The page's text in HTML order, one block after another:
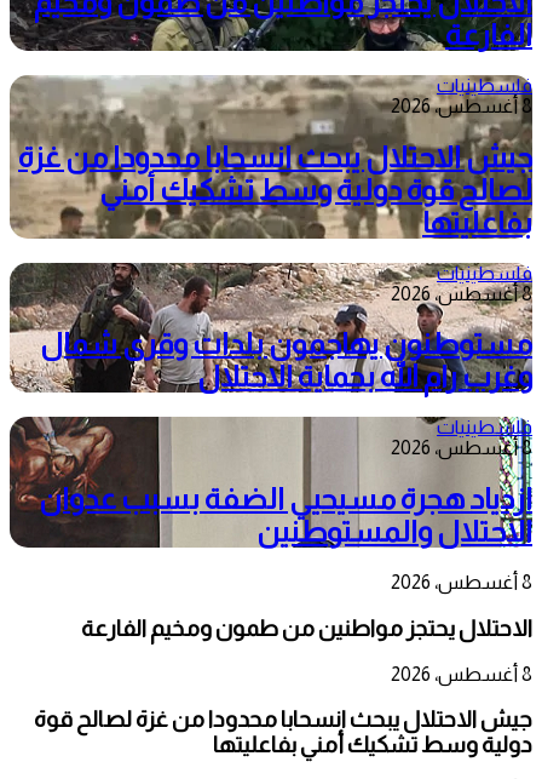
الفارعة
فلسطينيات
8 أغسطس، 2026
جيش الاحتلال يبحث انسحابا محدودا من غزة
لصالح قوة دولية وسط تشكيك أمني
بفاعليتها
فلسطينيات
8 أغسطس، 2026
مستوطنون يهاجمون بلدات وقرى شمال
وغرب رام الله بحماية الاحتلال
فلسطينيات
8 أغسطس، 2026
ازدياد هجرة مسيحيي الضفة بسبب عدوان
الاحتلال والمستوطنين
8 أغسطس، 2026
الاحتلال يحتجز مواطنين من طمون ومخيم الفارعة
8 أغسطس، 2026
جيش الاحتلال يبحث انسحابا محدودا من غزة لصالح قوة
دولية وسط تشكيك أمني بفاعليتها